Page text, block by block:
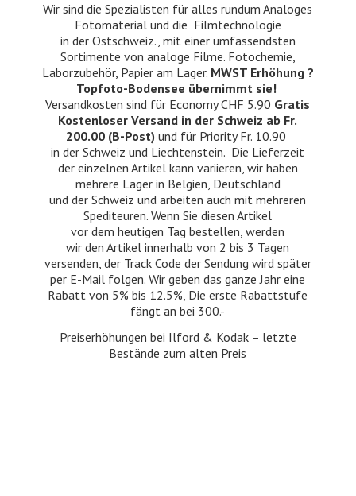
Wir sind die Spezialisten für alles rundum Analoges
Fotomaterial und die Filmtechnologie
in der Ostschweiz., mit einer umfassendsten
Sortimente von analoge Filme. Fotochemie,
Laborzubehör, Papier am Lager. MWST Erhöhung ?
Topfoto-Bodensee übernimmt sie!
Versandkosten sind für Economy CHF 5.90 Gratis
Kostenloser Versand in der Schweiz ab Fr.
200.00 (B-Post) und für Priority Fr. 10.90
in der Schweiz und Liechtenstein. Die Lieferzeit
der einzelnen Artikel kann variieren, wir haben
mehrere Lager in Belgien, Deutschland
und der Schweiz und arbeiten auch mit mehreren
Spediteuren. Wenn Sie diesen Artikel
vor dem heutigen Tag bestellen, werden
wir den Artikel innerhalb von 2 bis 3 Tagen
versenden, der Track Code der Sendung wird später
per E-Mail folgen. Wir geben das ganze Jahr eine
Rabatt von 5% bis 12.5%, Die erste Rabattstufe
fängt an bei 300.-
Preiserhöhungen bei Ilford & Kodak – letzte
Bestände zumalten Preis